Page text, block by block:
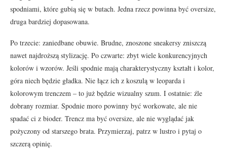
spodniami, które gubią się w butach. Jedna rzecz powinna być oversize,
druga bardziej dopasowana.
Po trzecie: zaniedbane obuwie. Brudne, znoszone sneakersy zniszczą
nawet najdroższą stylizację. Po czwarte: zbyt wiele konkurencyjnych
kolorów i wzorów. Jeśli spodnie mają charakterystyczny kształt i kolor,
góra niech będzie gładka. Nie łącz ich z koszulą w leoparda i
kolorowym trenczem – to już będzie wizualny szum. I ostatnie: źle
dobrany rozmiar. Spodnie moro powinny być workowate, ale nie
spadać ci z bioder. Trencz ma być oversize, ale nie wyglądać jak
pożyczony od starszego brata. Przymierzaj, patrz w lustro i pytaj o
szczerą opinię.